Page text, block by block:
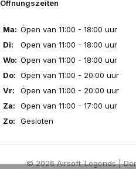
Öffnungszeiten
Ma: Open van 11:00 - 18:00 uur
Di:
Open van 11:00 - 18:00 uur
Wo: Open van 11:00 - 18:00 uur
Do: Open van 11:00 - 20:00 uur
Vr:
Open van 11:00 - 20:00 uur
Za:
Open van 11:00 - 17:00 uur
Zo:
Gesloten
© 2026 Airsoft-Legends |